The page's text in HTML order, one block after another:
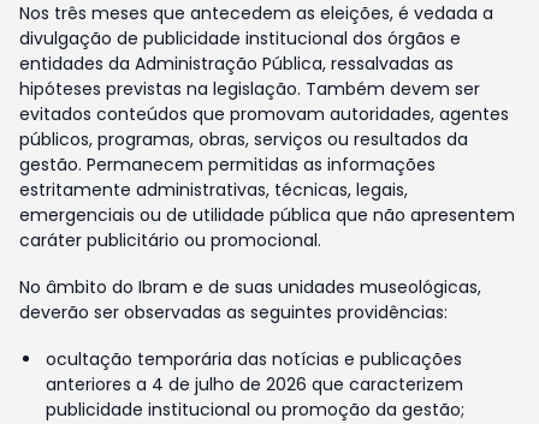
Nos três meses que antecedem as eleições, é vedada a
divulgação de publicidade institucional dos órgãos e
entidades da Administração Pública, ressalvadas as
hipóteses previstas na legislação. Também devem ser
evitados conteúdos que promovam autoridades, agentes
públicos, programas, obras, serviços ou resultados da
gestão. Permanecem permitidas as informações
estritamente administrativas, técnicas, legais,
emergenciais ou de utilidade pública que não apresentem
caráter publicitário ou promocional.
No âmbito do Ibram e de suas unidades museológicas,
deverão ser observadas as seguintes providências:
ocultação temporária das notícias e publicações
anteriores a 4 de julho de 2026 que caracterizem
publicidade institucional ou promoção da gestão;